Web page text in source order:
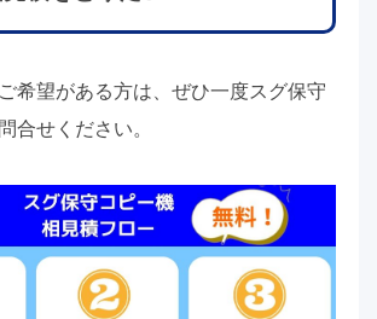
希望がある方は、ぜひ一度スグ保守
合せください。